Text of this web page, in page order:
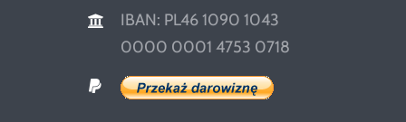
IBAN: PL46 1090 1043
0000 0001 4753 0718